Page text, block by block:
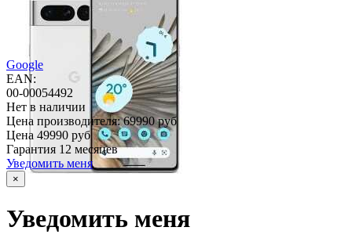
Google
EAN:
00-00054492
Нет в наличии
Цена производителя:69990 руб
Цена 49990 руб
Гарантия 12 месяцев
Уведомить меня
×
Уведомить меня